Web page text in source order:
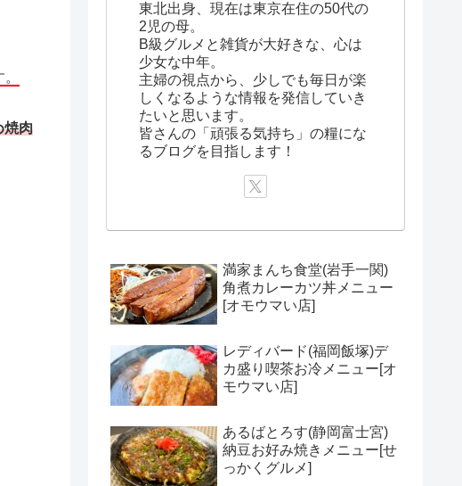
焼肉
東北出身、現在は東京在住の50代の
2児の母。
B級グルメと雑貨が大好きな、心は
少女な中年。
主婦の視点から、少しでも毎日が楽
しくなるような情報を発信していき
たいと思います。
皆さんの「頑張る気持ち」の糧にな
るブログを目指します！
満家まんち食堂(岩手一関)
角煮カレーカツ丼メニュー
[オモウマい店]
レディバード(福岡飯塚)デ
カ盛り喫茶お冷メニュー[オ
モウマい店]
あるばとろす(静岡富士宮)
納豆お好み焼きメニュー[せ
っかくグルメ]